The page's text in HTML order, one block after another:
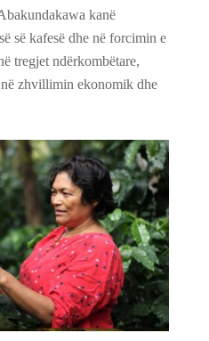
kanë
së kafesë dhe në forcimin e
tregjet ndërkombëtare,
zhvillimin ekonomik dhe